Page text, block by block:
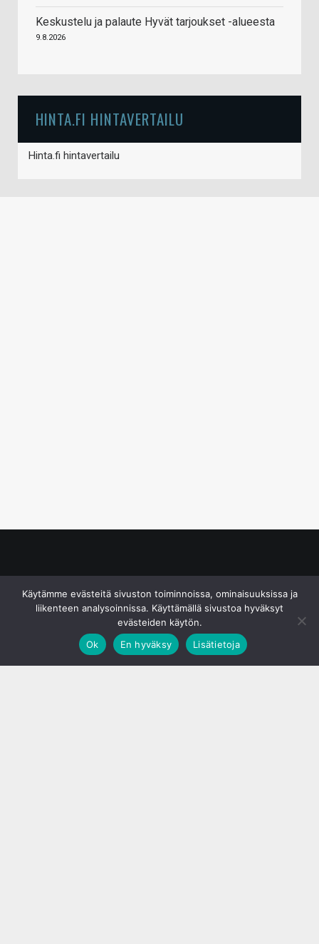
Keskustelu ja palaute Hyvät tarjoukset -alueesta
9.8.2026
HINTA.FI HINTAVERTAILU
Hinta.fi hintavertailu
Käytämme evästeitä sivuston toiminnoissa, ominaisuuksissa ja
liikenteen analysoinnissa. Käyttämällä sivustoa hyväksyt
evästeiden käytön.
Ok
En hyväksy Lisätietoja